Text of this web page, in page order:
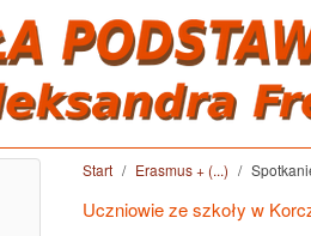
Start Erasmus + (...)
Uczniowie ze szkoły w